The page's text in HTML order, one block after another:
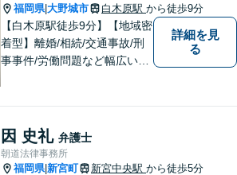
福岡県|大野城市 白木原駅 から徒歩9分
【白木原駅徒歩9分】【地域密
着型】離婚/相続/交通事故/刑
事事件/労働問題など幅広い事
せたオーダーメイド対応を心
がけています。
詳細を見
る
因 史礼 弁護士
朝道法律事務所
福岡県|新宮町 新宮中央駅 から徒歩5分